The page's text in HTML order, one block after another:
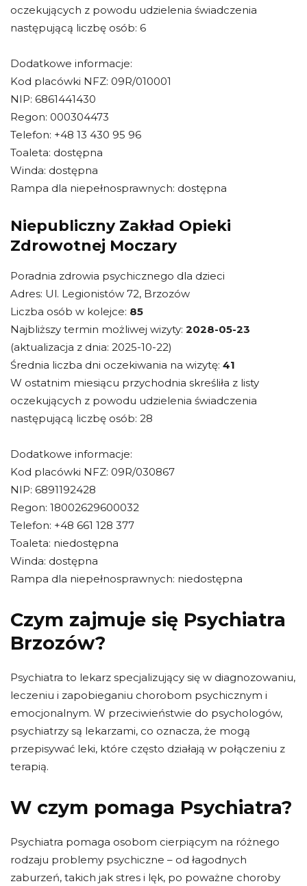
oczekujących z powodu udzielenia świadczenia
następującą liczbę osób: 6
Dodatkowe informacje:
Kod placówki NFZ: 09R/010001
NIP: 6861441430
Regon: 000304473
Telefon: +48 13 430 95 96
Toaleta: dostępna
Winda: dostępna
Rampa dla niepełnosprawnych: dostępna
Niepubliczny Zakład Opieki
Zdrowotnej Moczary
Poradnia zdrowia psychicznego dla dzieci
Adres: Ul. Legionistów 72, Brzozów
Liczba osób w kolejce: 85
Najbliższy termin możliwej wizyty: 2028-05-23
(aktualizacja z dnia: 2025-10-22)
Średnia liczba dni oczekiwania na wizytę: 41
W ostatnim miesiącu przychodnia skreśliła z listy
oczekujących z powodu udzielenia świadczenia
następującą liczbę osób: 28
Dodatkowe informacje:
Kod placówki NFZ: 09R/030867
NIP: 6891192428
Regon: 18002629600032
Telefon: +48 661 128 377
Toaleta: niedostępna
Winda: dostępna
Rampa dla niepełnosprawnych: niedostępna
Czym zajmuje się Psychiatra
Brzozów?
Psychiatra to lekarz specjalizujący się w diagnozowaniu,
leczeniu i zapobieganiu chorobom psychicznym i
emocjonalnym. W przeciwieństwie do psychologów,
psychiatrzy są lekarzami, co oznacza, że ​​mogą
przepisywać leki, które często działają w połączeniu z
terapią.
W czym pomaga Psychiatra?
Psychiatra pomaga osobom cierpiącym na różnego
rodzaju problemy psychiczne – od łagodnych
zaburzeń, takich jak stres i lęk, po poważne choroby